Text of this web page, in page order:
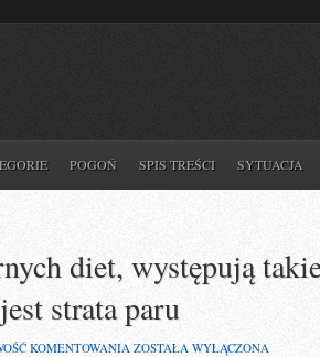
POGOŃ SPIS TREŚCI SYTUACJA
diet, występują
strata paru
KOMENTOWANIA WŚRÓD
ZOSTAŁA WYŁĄCZONA